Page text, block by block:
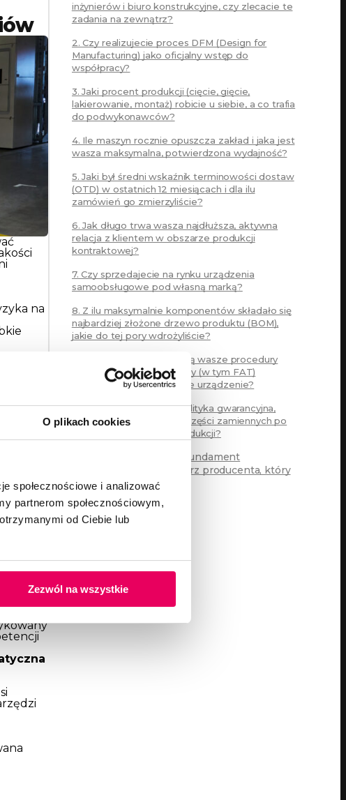
O plikach cookies
społecznościowe i analizować
partnerom społecznościowym,
od Ciebie lub
Zezwól na wszystkie
na
inżynierów i biuro konstrukcyjne, czy zlecacie te
zadania na zewnątrz?
2. Czy realizujecie proces DFM (Design for
Manufacturing) jako oficjalny wstęp do
współpracy?
3. Jaki procent produkcji (cięcie, gięcie,
lakierowanie, montaż) robicie u siebie, a co trafia
do podwykonawców?
4. Ile maszyn rocznie opuszcza zakład i jaka jest
wasza maksymalna, potwierdzona wydajność?
5. Jaki był średni wskaźnik terminowości dostaw
(OTD) w ostatnich 12 miesiącach i dla ilu
zamówień go zmierzyliście?
6. Jak długo trwa wasza najdłuższa, aktywna
relacja z klientem w obszarze produkcji
kontraktowej?
7. Czy sprzedajecie na rynku urządzenia
samoobsługowe pod własną marką?
8. Z ilu maksymalnie komponentów składało się
najbardziej złożone drzewo produktu (BOM),
jakie do tej pory wdrożyliście?
9. Jak dokładnie wyglądają wasze procedury
kontroli jakości i jakie testy (w tym FAT)
przechodzi każde gotowe urządzenie?
10. Jak wygląda Wasza polityka gwarancyjna,
serwisowa i dostępność części zamiennych po
zakończeniu głównej produkcji?
Dojrzałość procesowa to fundament
współpracy na lata. Wybierz producenta, który
przeskaluje Twój biznes
Tagi